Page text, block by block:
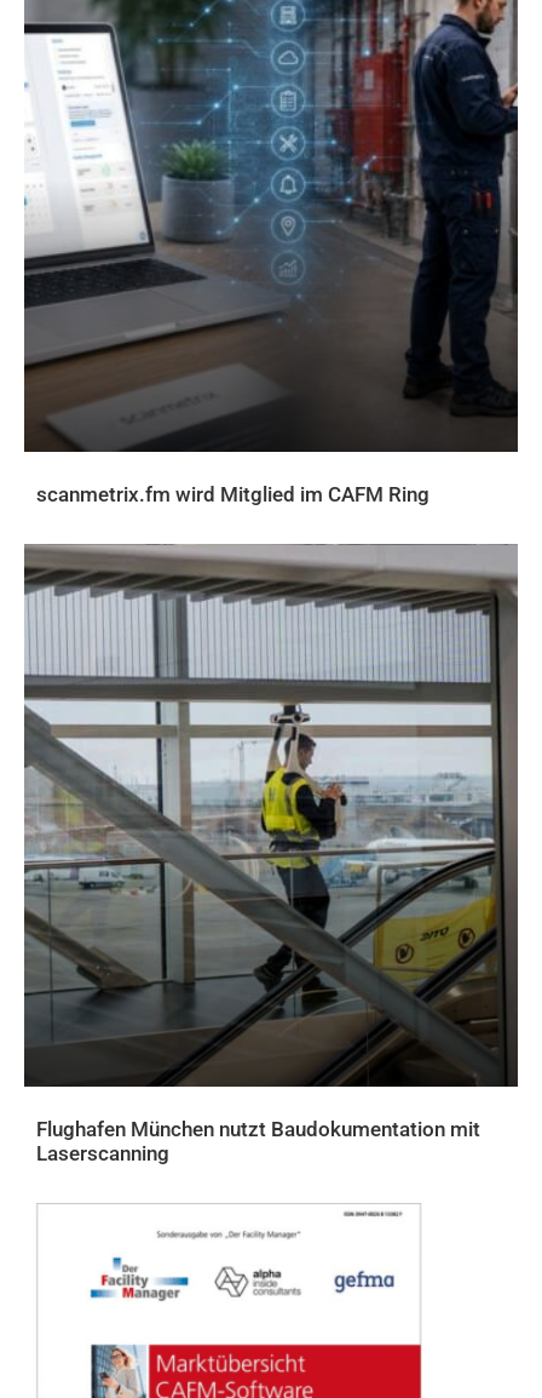
scanmetrix.fm wird Mitglied im CAFM Ring
Flughafen München nutzt Baudokumentation mit
Laserscanning